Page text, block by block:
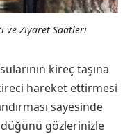
ve Ziyaret Saatleri
kireç taşına
hareket ettirmesi
sayesinde
gözlerinizle